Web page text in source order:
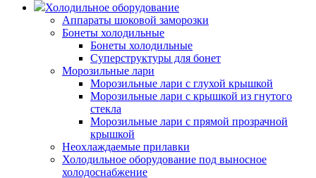
Холодильное оборудование
Аппараты шоковой заморозки
Бонеты холодильные
Бонеты холодильные
Суперструктуры для бонет
Морозильные лари
Морозильные лари с глухой крышкой
Морозильные лари с крышкой из гнутого
стекла
Морозильные лари с прямой прозрачной
крышкой
Неохлаждаемые прилавки
Холодильное оборудование под выносное
холодоснабжение